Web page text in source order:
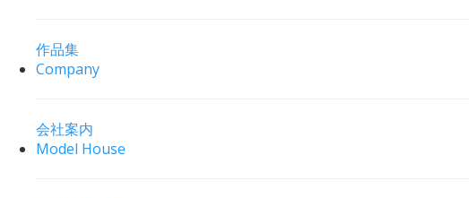
作品集
Company
会社案内
Model House